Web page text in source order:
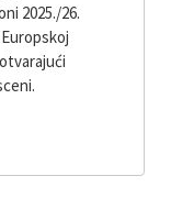
2025./26.